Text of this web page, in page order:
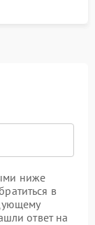
ниже
в
ответ на